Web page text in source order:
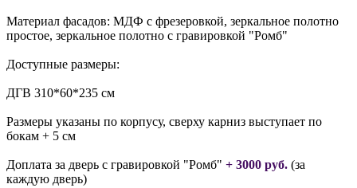
Материал фасадов: МДФ с фрезеровкой, зеркальное полотно
простое, зеркальное полотно с гравировкой "Ромб"
Доступные размеры:
ДГВ 310*60*235 см
Размеры указаны по корпусу, сверху карниз выступает по
бокам + 5 см
Доплата за дверь с гравировкой "Ромб" + 3000 руб. (за
каждую дверь)